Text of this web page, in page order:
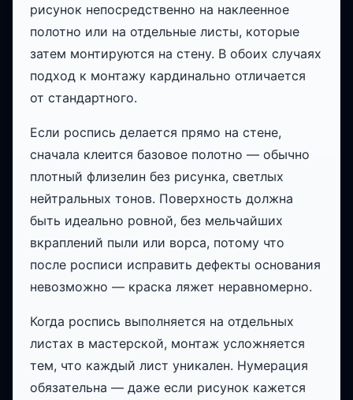
рисунок непосредственно на наклеенное
полотно или на отдельные листы, которые
затем монтируются на стену. В обоих случаях
подход к монтажу кардинально отличается
от стандартного.
Если роспись делается прямо на стене,
сначала клеится базовое полотно — обычно
плотный флизелин без рисунка, светлых
нейтральных тонов. Поверхность должна
быть идеально ровной, без мельчайших
вкраплений пыли или ворса, потому что
после росписи исправить дефекты основания
невозможно — краска ляжет неравномерно.
Когда роспись выполняется на отдельных
листах в мастерской, монтаж усложняется
тем, что каждый лист уникален. Нумерация
обязательна — даже если рисунок кажется